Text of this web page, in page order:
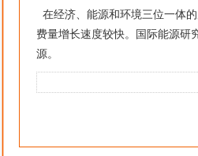
在经济、能源和环境三位一体
费量增长速度较快。国际能源研
源。